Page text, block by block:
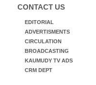
CONTACT US
EDITORIAL
ADVERTISMENTS
CIRCULATION
BROADCASTING
KAUMUDY TV ADS
CRM DEPT